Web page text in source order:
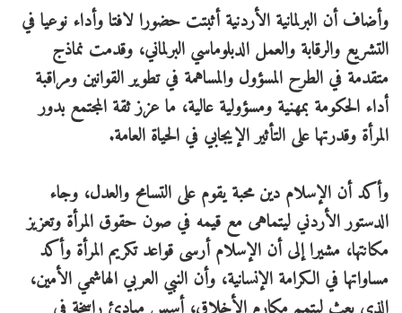
وأضاف أن البرلمانية الأردنية أثبتت حضورا لافتا وأداء نوعيا في
التشريع والرقابة والعمل الدبلوماسي البرلماني، وقدمت نماذج
متقدمة في الطرح المسؤول والمساهمة في تطوير القوانين ومراقبة
أداء الحكومة بمهنية ومسؤولية عالية، ما عزز ثقة المجتمع بدور
المرأة وقدرتها على التأثير الإيجابي في الحياة العامة.
وأكد أن الإسلام دين محبة يقوم على التسامح والعدل، وجاء
الدستور الأردني ليتماهى مع قيمه في صون حقوق المرأة وتعزيز
مكانتها، مشيرا إلى أن الإسلام أرسى قواعد تكريم المرأة وأكد
مساواتها في الكرامة الإنسانية، وأن النبي العربي الهاشمي الأمين،